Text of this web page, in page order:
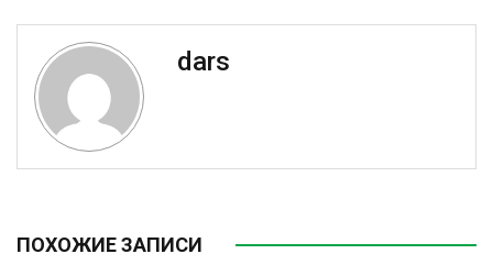
dars
ПОХОЖИЕ ЗАПИСИ